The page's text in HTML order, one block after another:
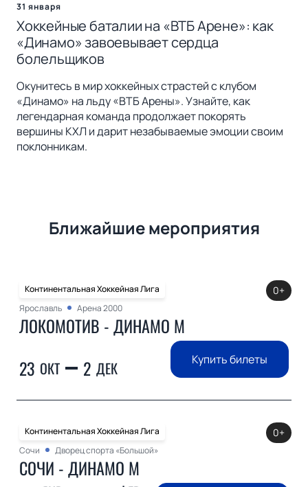
31 января
Хоккейные баталии на «ВТБ Арене»: как
«Динамо» завоевывает сердца
болельщиков
Окунитесь в мир хоккейных страстей с клубом
«Динамо» на льду «ВТБ Арены». Узнайте, как
легендарная команда продолжает покорять
вершины КХЛ и дарит незабываемые эмоции своим
поклонникам.
Ближайшие мероприятия
Континентальная Хоккейная Лига
Ярославль
Арена 2000
ЛОКОМОТИВ - ДИНАМО М
23 ОКТ 2 ДЕК
0+
Купить билеты
Континентальная Хоккейная Лига
Сочи
Дворец спорта «Большой»
СОЧИ - ДИНАМО М
0+